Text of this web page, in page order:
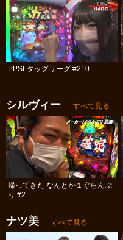
PPSLタッグリーグ #210
シルヴィー すべて見る
帰ってきた なんとか１ぐらんぷ
り #2
ナツ美 すべて見る